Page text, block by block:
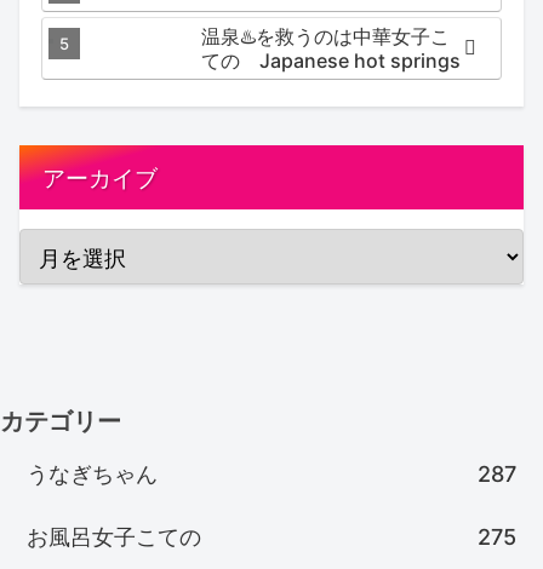
温泉♨️を救うのは中華女子こ
ての Japanese hot springs
アーカイブ
カテゴリー
うなぎちゃん 287
お風呂女子こての 275